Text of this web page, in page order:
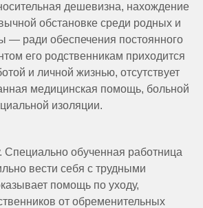
дешевизна, нахождение
обстановке среди родных и
— ради обеспечения постоянного
его родственникам приходится
и личной жизнью, отсутствует
медицинская помощь, больной
изоляции.
Специально обученная работница
вести себя с трудными
помощь по уходу,
от обременительных